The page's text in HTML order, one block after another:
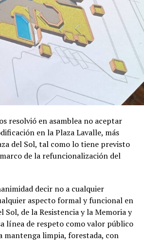
del Cero indicó que según
tenía nada que ver con una
entre el asesino y otras
detenido Joaquín Larraburu, de 25
resolvió en asamblea no aceptar
en la Plaza Lavalle, más
del Sol, tal como lo tiene previsto
de la refuncionalización del
decir no a cualquier
aspecto formal y funcional en
Sol, de la Resistencia y la Memoria y
línea de respeto como valor público
mantenga limpia, forestada, con